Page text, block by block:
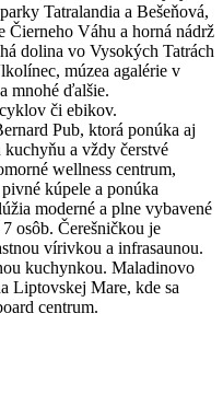
Tatralandia a Bešeňová,
Čierneho Váhu a horná nádrž
dolina vo Vysokých Tatrách
múzea agalérie v
mnohé ďalšie.
či ebikov.
Pub, ktorá ponúka aj
a vždy čerstvé
wellness centrum,
kúpele a ponúka
moderné a plne vybavené
osôb. Čerešničkou je
vírivkou a infrasaunou.
kuchynkou. Maladinovo
Liptovskej Mare, kde sa
centrum.